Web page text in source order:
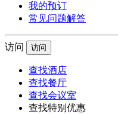
我的预订
常见问题解答
访问 访问
查找酒店
查找餐厅
查找会议室
查找特别优惠